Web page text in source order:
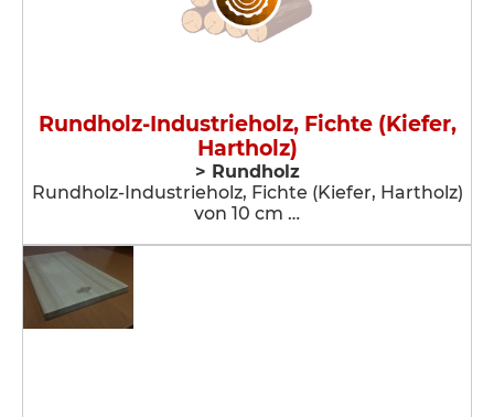
Rundholz-Industrieholz, Fichte (Kiefer,
Hartholz)
> Rundholz
Rundholz-Industrieholz, Fichte (Kiefer, Hartholz)
von 10 cm …